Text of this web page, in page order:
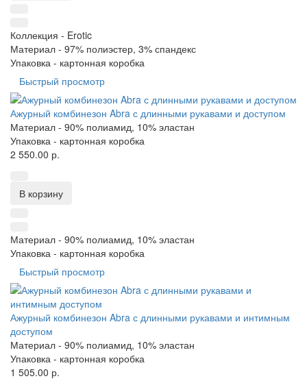
Коллекция - Erotic
Материал - 97% полиэстер, 3% спандекс
Упаковка - картонная коробка
Быстрый просмотр
Ажурный комбинезон Abra с длинными рукавами и доступом
Материал - 90% полиамид, 10% эластан
Упаковка - картонная коробка
2 550.00 р.
В корзину
Материал - 90% полиамид, 10% эластан
Упаковка - картонная коробка
Быстрый просмотр
Ажурный комбинезон Abra с длинными рукавами и интимным
доступом
Материал - 90% полиамид, 10% эластан
Упаковка - картонная коробка
1 505.00 р.